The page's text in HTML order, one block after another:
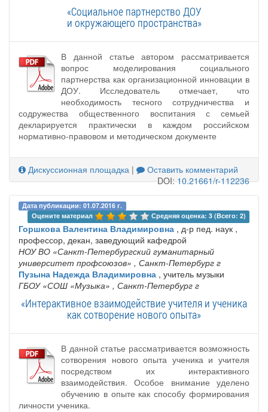
«Социальное партнерство ДОУ
и окружающего пространства»
В данной статье автором рассматривается
вопрос моделирования социального
партнерства как организационной инновации в
ДОУ. Исследователь отмечает, что
необходимость тесного сотрудничества и
содружества общественного воспитания с семьей
декларируется практически в каждом российском
нормативно-правовом и методическом документе
Дискуссионная площадка |
Оставить комментарий
DOI:10.21661/r-112236
Дата публикации: 01.07.2016 г.
Оцените материал
Средняя оценка: 3 (Всего: 2)
Горшкова Валентина Владимировна , д-р пед. наук ,
профессор, декан, заведующий кафедрой
НОУ ВО «Санкт-Петербургский гуманитарный
университет профсоюзов» , Санкт-Петербург г
Пузына Надежда Владимировна , учитель музыки
ГБОУ «СОШ «Музыка» , Санкт-Петербург г
«Интерактивное взаимодействие учителя и ученика
как сотворение нового опыта»
В данной статье рассматривается возможность
сотворения нового опыта ученика и учителя
посредством их интерактивного
взаимодействия. Особое внимание уделено
обучению в опыте как способу формирования
личности ученика.